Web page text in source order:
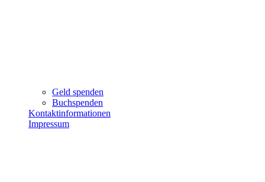
Geld spenden
Buchspenden
Kontaktinformationen
Impressum